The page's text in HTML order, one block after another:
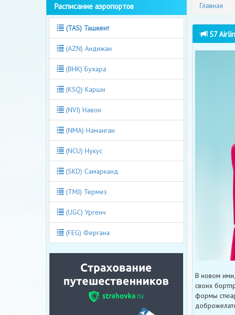
Главная
S7
В новом
своих
формы
Расписание аэропортов
(TAS) Ташкент
(AZN) Андижан
(BHK) Бухара
(KSQ) Карши
(NVI) Навои
(NMA) Наманган
(NCU) Нукус
(SKD) Самарканд
(TMJ) Термез
(UGC) Ургенч
(FEG) Фергана